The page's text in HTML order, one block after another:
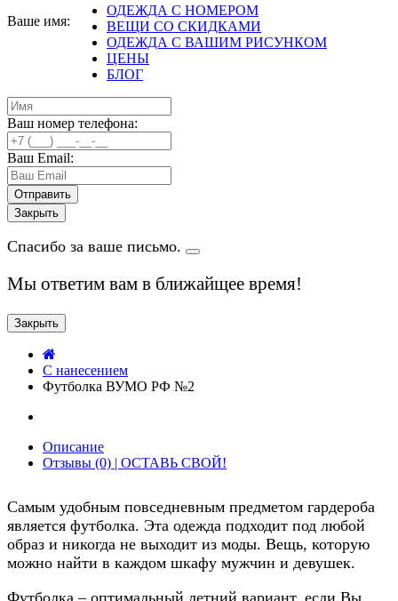
ОДЕЖДА С НОМЕРОМ
ВЕЩИ СО СКИДКАМИ
ОДЕЖДА С ВАШИМ РИСУНКОМ
ЦЕНЫ
БЛОГ
Ваше имя:
Ваш номер телефона:
Ваш Email:
Закрыть
Спасибо за ваше письмо.
Мы ответим вам в ближайщее время!
Закрыть
C нанесением
Футболка ВУМО РФ №2
Описание
Отзывы (0) | ОСТАВЬ СВОЙ!
Самым удобным повседневным предметом гардероба
является футболка. Эта одежда подходит под любой
образ и никогда не выходит из моды. Вещь, которую
можно найти в каждом шкафу мужчин и девушек.
Футболка – оптимальный летний вариант, если Вы